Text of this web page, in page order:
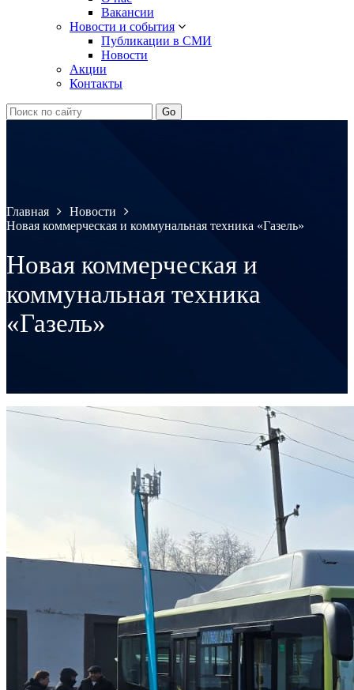
Вакансии
Новости и события
Публикации в СМИ
Новости
Акции
Контакты
Главная
Новости
Новая коммерческая и коммунальная техника «Газель»
Новая коммерческая и
коммунальная техника
«Газель»